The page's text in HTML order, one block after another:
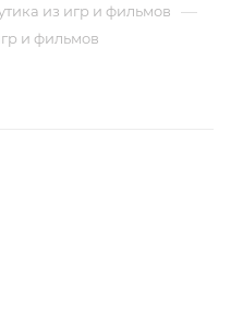
из игр и фильмов —
и фильмов